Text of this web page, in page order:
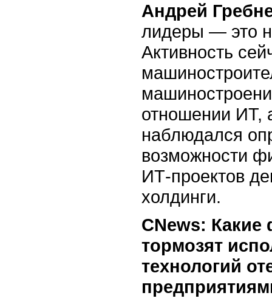
Андрей
лидеры — это
Активность
отношении ИТ,
наблюдался
возможности
ИТ-проектов
холдинги.
CNews:
тормозят
технологий